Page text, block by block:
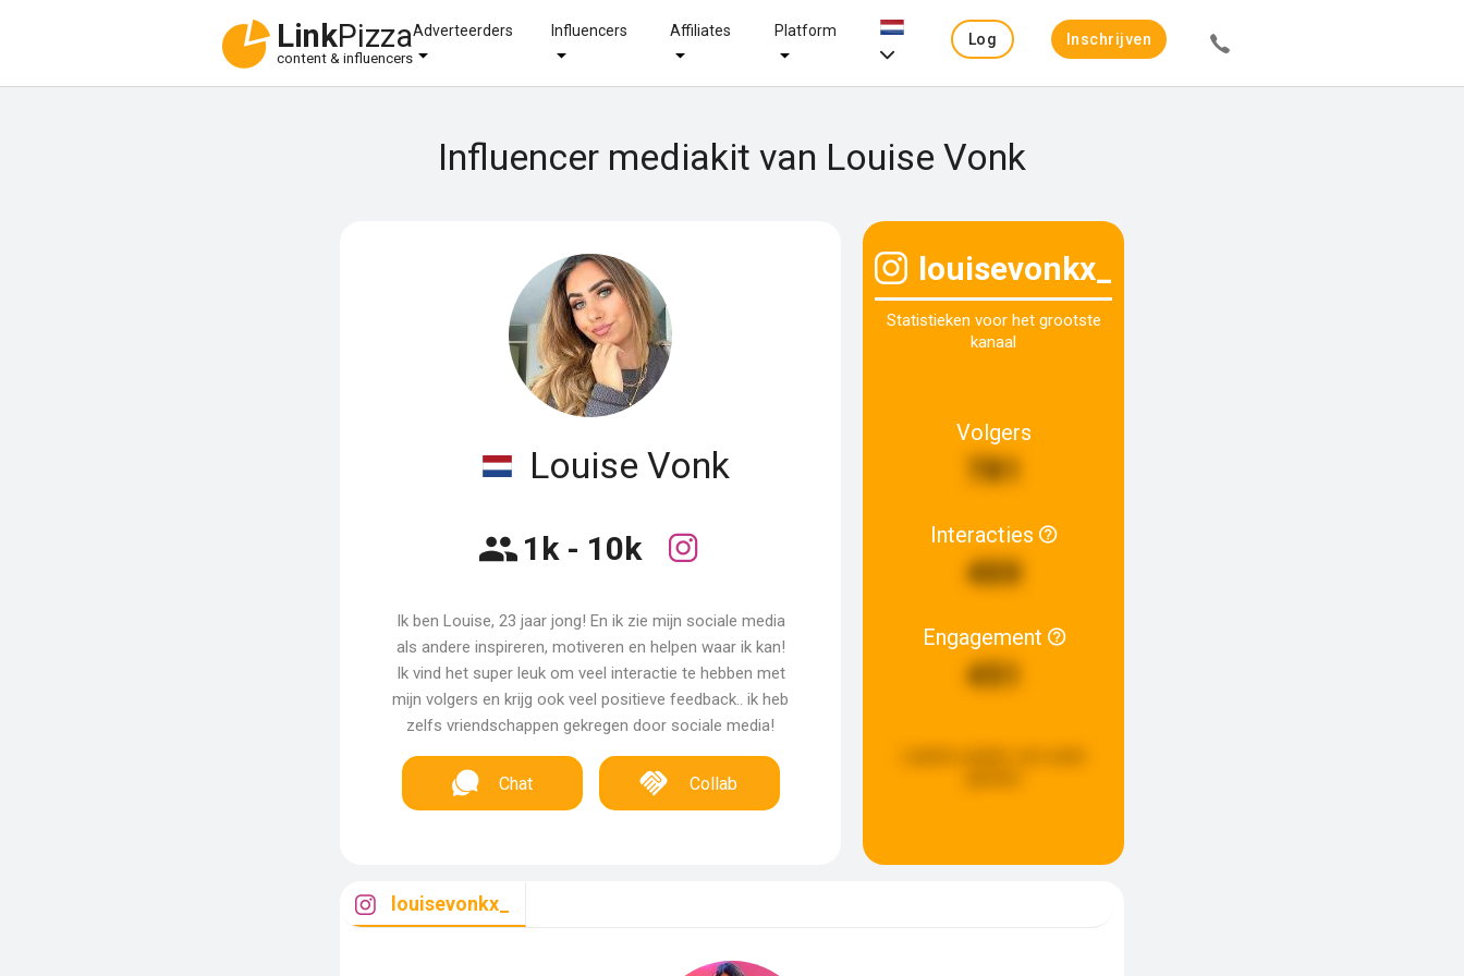
LinkPizza
content & influencers
Adverteerders Influencers Affiliates Platform
Log
Inschrijven
Influencer mediakit van Louise Vonk
Louise Vonk
1k - 10k
Ik ben Louise, 23 jaar jong! En ik zie mijn sociale media
als andere inspireren, motiveren en helpen waar ik kan!
Ik vind het super leuk om veel interactie te hebben met
mijn volgers en krijg ook veel positieve feedback.. ik heb
zelfs vriendschappen gekregen door sociale media!
Chat Collab
louisevonkx_
Statistieken voor het grootste
kanaal
Volgers
781
Interacties
400
Engagement
451
louisevonkx_